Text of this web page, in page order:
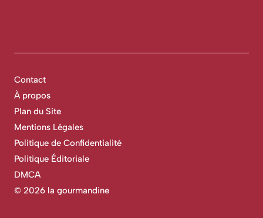
© 2026 la gourmandine
Contact
À propos
Plan du Site
Mentions Légales
Politique de Confidentialité
Politique Éditoriale
DMCA